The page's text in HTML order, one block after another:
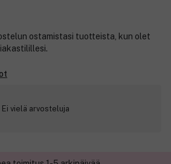
ostamistasi tuotteista, kun olet
Ei vielä arvosteluja
toimitus 1-5 arkipäivää